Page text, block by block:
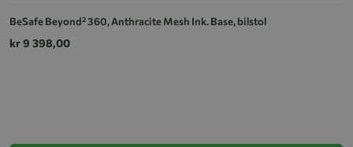
BeSafe Beyond² 360, Anthracite Mesh Ink. Base, bilstol
kr 9 398,00